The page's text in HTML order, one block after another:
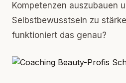
Kompetenzen auszubauen
Selbstbewusstsein zu
funktioniert das genau?